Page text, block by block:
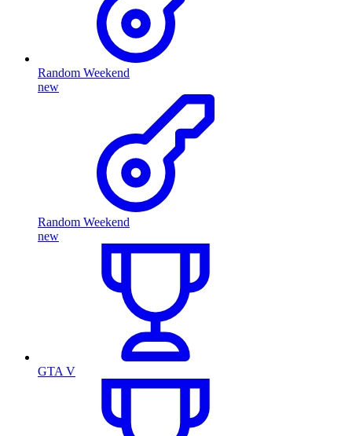
Random Weekend
new
Random Weekend
new
GTA V